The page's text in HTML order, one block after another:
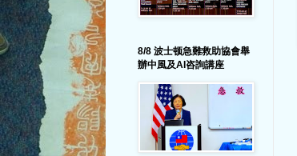
8/8 波士顿急難救助協會舉
辦中風及AI咨詢講座